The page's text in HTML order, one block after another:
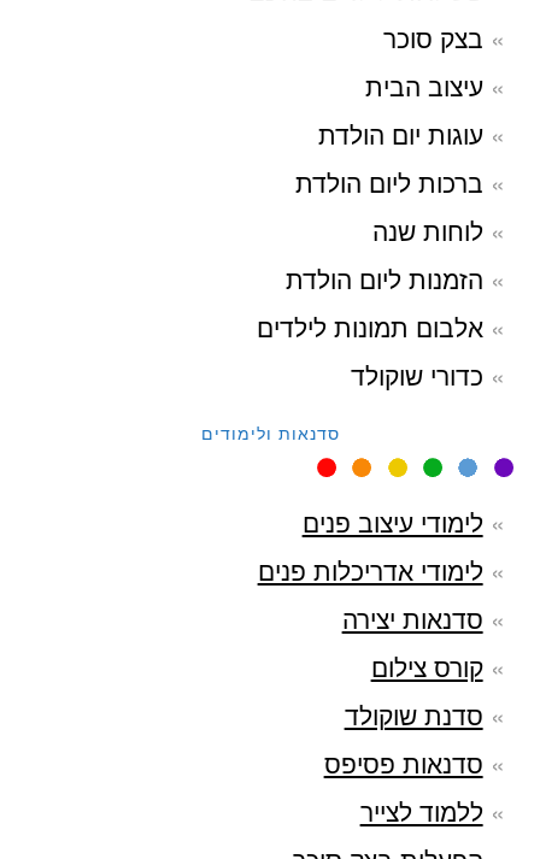
בצק סוכר
עיצוב הבית
עוגות יום הולדת
ברכות ליום הולדת
לוחות שנה
הזמנות ליום הולדת
אלבום תמונות לילדים
כדורי שוקולד
סדנאות ולימודים
לימודי עיצוב פנים
לימודי אדריכלות פנים
סדנאות יצירה
קורס צילום
סדנת שוקולד
סדנאות פסיפס
ללמוד לצייר